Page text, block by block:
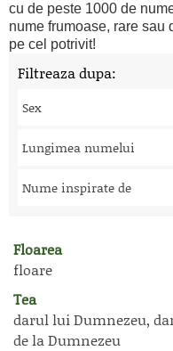
cu de peste 1000 de
nume frumoase, rare sau
pe cel potrivit!
Filtreaza dupa:
Sex
Lungimea numelui
Nume inspirate de
Floarea
floare
Tea
darul lui Dumnezeu,
de la Dumnezeu